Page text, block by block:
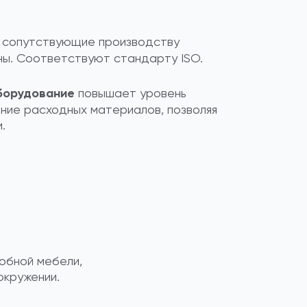
производству
Соответствуют стандарту ISO.
повышает уровень
расходных материалов, позволяя
мебели,